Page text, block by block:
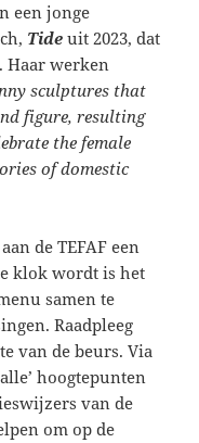
een jonge
Tide uit 2023, dat
Haar werken
sculptures that
figure, resulting
the female
of domestic
de TEFAF een
klok wordt is het
samen te
Raadpleeg
van de beurs. Via
hoogtepunten
van de
om op de